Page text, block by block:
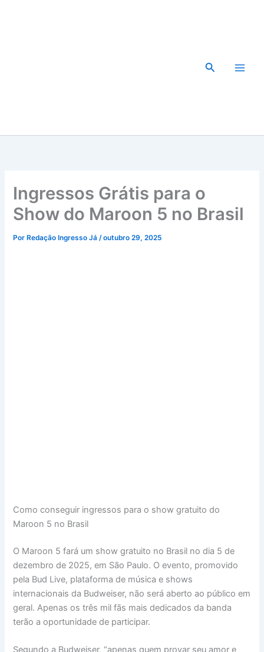
Pesquisar
Ingressos Grátis para o
Show do Maroon 5 no Brasil
Por Redação Ingresso Já/outubro 29, 2025
Como conseguir ingressos para o show gratuito do
Maroon 5 no Brasil
O Maroon 5 fará um show gratuito no Brasil no dia 5 de
dezembro de 2025, em São Paulo. O evento, promovido
pela Bud Live, plataforma de música e shows
internacionais da Budweiser, não será aberto ao público em
geral. Apenas os três mil fãs mais dedicados da banda
terão a oportunidade de participar.
Segundo a Budweiser, “apenas quem provar seu amor e